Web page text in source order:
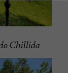
Chillida